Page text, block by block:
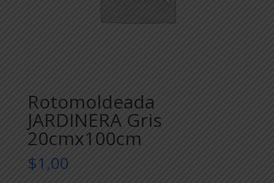
Rotomoldeada
JARDINERA Gris
20cmx100cm
$1,00